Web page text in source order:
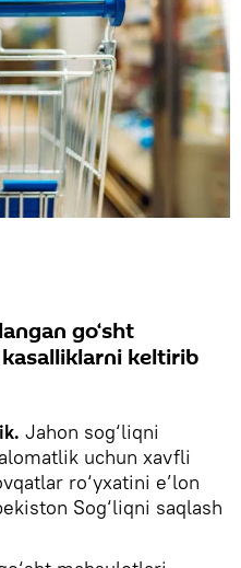
go‘sht
keltirib
Jahon sog‘liqni
uchun xavfli
ro‘yxatini e’lon
Sog‘liqni saqlash